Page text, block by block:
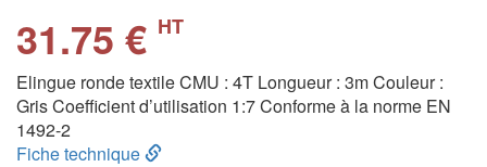
31.75 € HT
Elingue ronde textile CMU : 4T Longueur : 3m Couleur :
Gris Coefficient d’utilisation 1:7 Conforme à la norme EN
1492-2
Fiche technique